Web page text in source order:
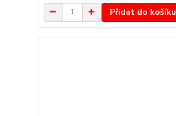
Přidat do košíku